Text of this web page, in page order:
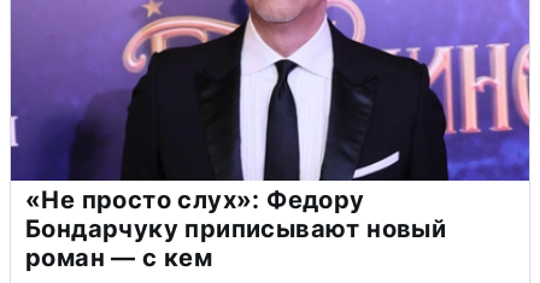
«Не просто слух»: Федору
Бондарчуку приписывают новый
роман — с кем